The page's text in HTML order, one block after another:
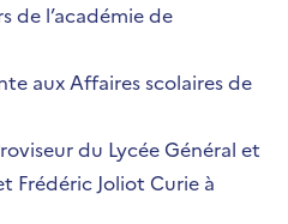
de l’académie de
aux Affaires scolaires de
du Lycée Général et
Frédéric Joliot Curie à